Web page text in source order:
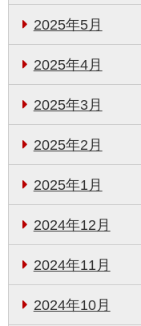
2025年5月
2025年4月
2025年3月
2025年2月
2025年1月
2024年12月
2024年11月
2024年10月